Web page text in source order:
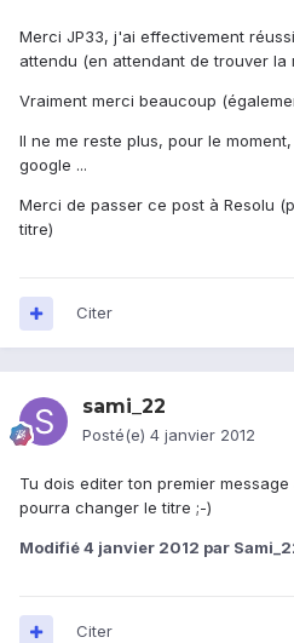
Merci JP33, j'ai effectivement
attendu (en attendant de trouver la
Vraiment merci beaucoup
Il ne me reste plus, pour le
google ...
Merci de passer ce post à Resolu
titre)
Citer
sami_22
Posté(e) 4 janvier 2012
Tu dois editer ton premier
pourra changer le titre ;-)
Modifié4 janvier 2012 par
Citer